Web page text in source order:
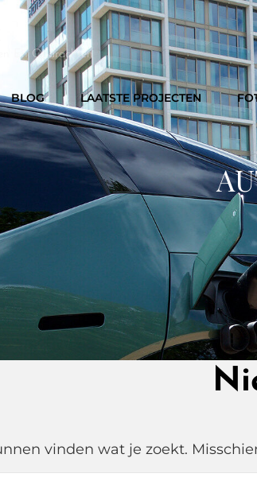
En Opdrachten
BLOG LAATSTE PROJECTEN
vinden wat je zoekt.